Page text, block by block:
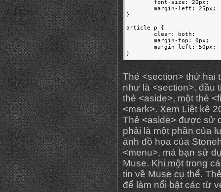
	margin-left: 25px;
}
article p {
	margin-top: 0px;
	margin-left: 50px;
}
Thẻ <section> thứ hai
như là <section>, đầu
thẻ <aside>, một thẻ
<mark>. Xem Liệt kê
Thẻ <aside> được sử
phải là một phần của
ảnh đồ họa của
<menu>, mà bạn sử
Muse. Khi một trong
tin về Muse cụ thể.
để làm nổi bật các từ